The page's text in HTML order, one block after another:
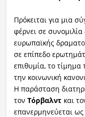
Πρόκειται για μια
φέρνει σε
ευρωπαϊκής
σε επίπεδο
επιθυμία, το τίμημα
την κοινωνική
Η παράσταση
τον Τόρβαλντ και
επανερμηνεύεται